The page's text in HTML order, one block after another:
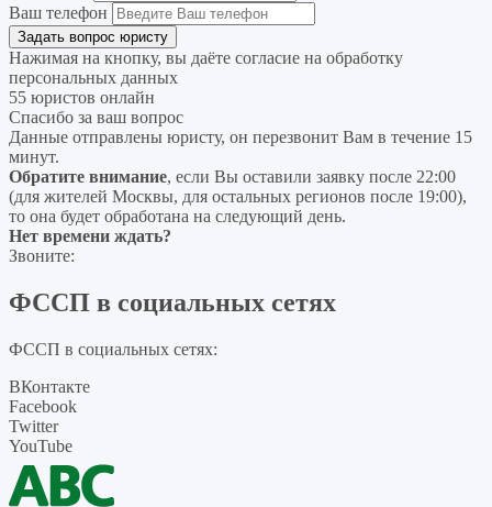
Ваш телефон
Нажимая на кнопку, вы даёте согласие на обработку
персональных данных
55 юристов онлайн
Спасибо за ваш вопрос
Данные отправлены юристу, он перезвонит Вам в течение 15
минут.
Обратите внимание, если Вы оставили заявку после 22:00
(для жителей Москвы, для остальных регионов после 19:00),
то она будет обработана на следующий день.
Нет времени ждать?
Звоните:
ФССП в социальных сетях
ФССП в социальных сетях:
ВКонтакте
Facebook
Twitter
YouTube